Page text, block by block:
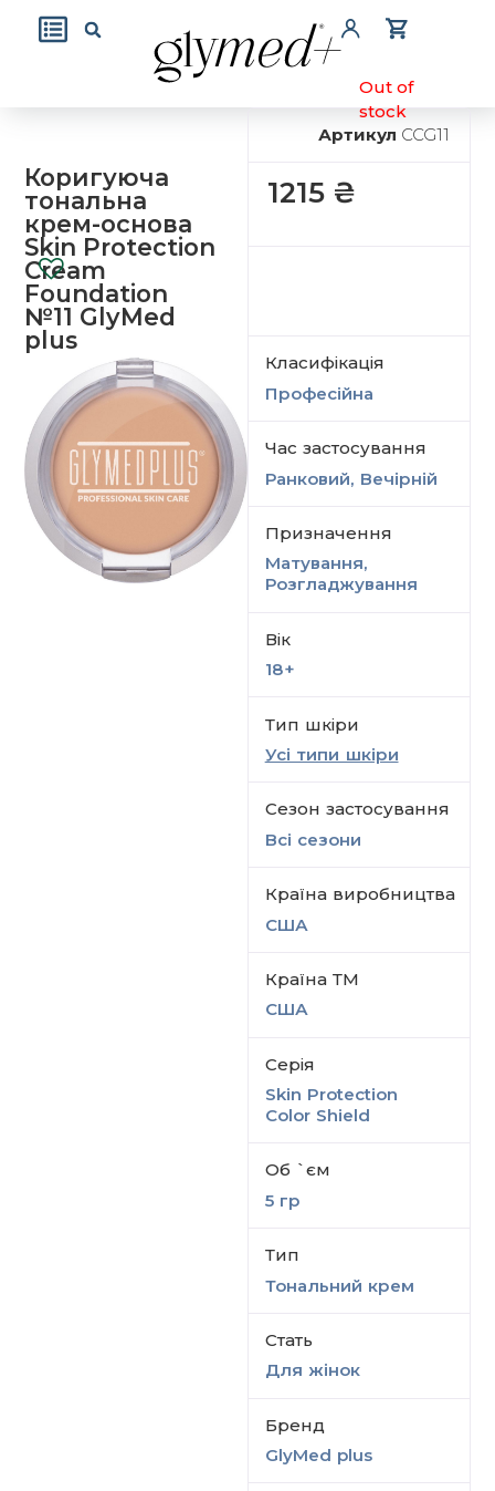
Коригуюча
тональна
крем-основа
Skin Protection
Cream
Foundation
№11 GlyMed
plus
Артикул CCG11
1215 ₴
Out of
stock
Класифікація
Професійна
Час застосування
Ранковий, Вечірній
Призначення
Матування,
Розгладжування
Вік
18+
Тип шкіри
Усі типи шкіри
Сезон застосування
Всi сезони
Країна виробництва
США
Країна ТМ
США
Серiя
Skin Protection
Color Shield
Об `єм
5 гр
Тип
Тональний крем
Стать
Для жінок
Бренд
GlyMed plus